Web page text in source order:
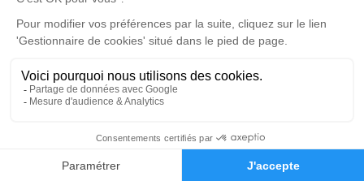
Publier un avis de décès
Signaler un abus/une erreur
Consultez nos offres d'emploi
Politique de traitement des données
Mentions légales